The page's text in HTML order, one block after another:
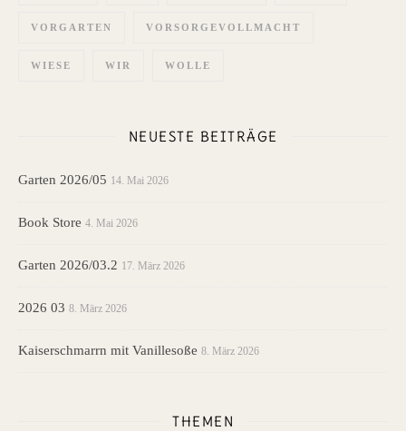
VORGARTEN VORSORGEVOLLMACHT
WIESE WIR WOLLE
NEUESTE BEITRÄGE
Garten 2026/05 14. Mai 2026
Book Store 4. Mai 2026
Garten 2026/03.2 17. März 2026
2026 03 8. März 2026
Kaiserschmarrn mit Vanillesoße 8. März 2026
THEMEN